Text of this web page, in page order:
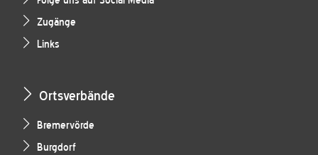
Zugänge
Links
Ortsverbände
Bremervörde
Burgdorf